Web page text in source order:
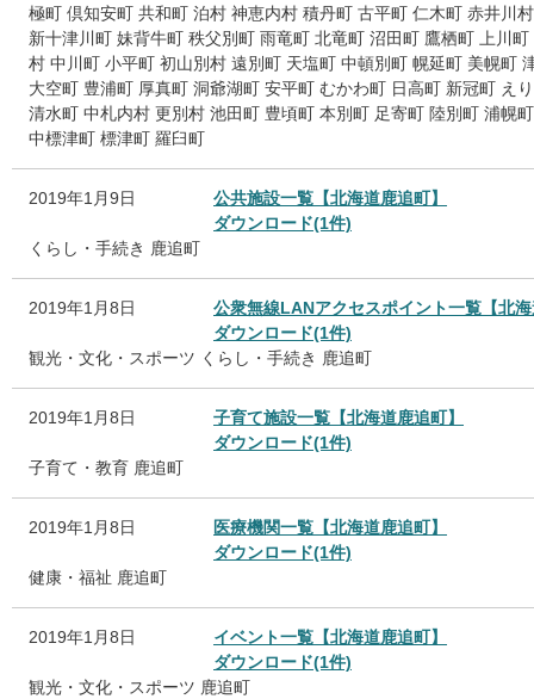
極町 倶知安町 共和町 泊村 神恵内村 積丹町 古平町 仁木町 赤井川村
新十津川町 妹背牛町 秩父別町 雨竜町 北竜町 沼田町 鷹栖町
上川町
村 中川町 小平町 初山別村 遠別町 天塩町 中頓別町 幌延町 美幌町
大空町 豊浦町 厚真町 洞爺湖町 安平町 むかわ町 日高町 新冠町 え
清水町 中札内村 更別村 池田町 豊頃町 本別町 足寄町 陸別町 浦幌町
中標津町 標津町 羅臼町
2019年1月9日
公共施設一覧【北海道鹿追町】
ダウンロード(1件)
くらし・手続き 鹿追町
2019年1月8日
公衆無線LANアクセスポイント一覧【北
ダウンロード(1件)
観光・文化・スポーツ くらし・手続き 鹿追町
2019年1月8日
子育て施設一覧【北海道鹿追町】
ダウンロード(1件)
子育て・教育 鹿追町
2019年1月8日
医療機関一覧【北海道鹿追町】
ダウンロード(1件)
健康・福祉 鹿追町
2019年1月8日
イベント一覧【北海道鹿追町】
ダウンロード(1件)
観光・文化・スポーツ 鹿追町